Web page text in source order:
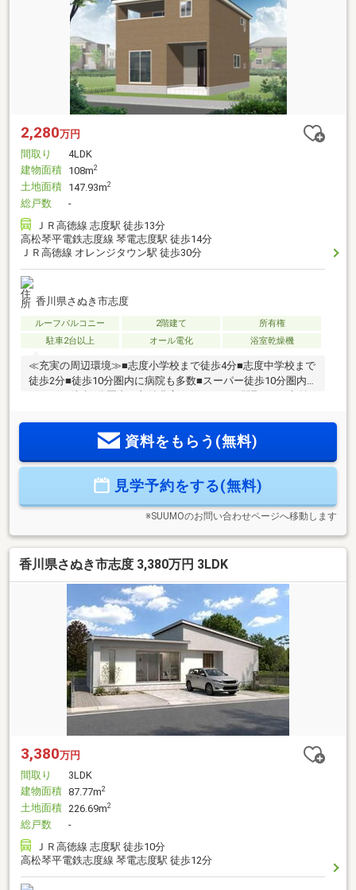
2,280万円
間取り
4LDK
建物面積 108m2
土地面積 147.93m2
総戸数
-
ＪＲ高徳線 志度駅 徒歩13分
高松琴平電鉄志度線 琴電志度駅 徒歩14分
ＪＲ高徳線 オレンジタウン駅 徒歩30分
香川県さぬき市志度
ルーフバルコニー 2階建て
所有権
駐車2台以上
オール電化 浴室乾燥機
≪充実の周辺環境≫■志度小学校まで徒歩4分■志度中学校まで
徒歩2分■徒歩10分圏内に病院も多数■スーパー徒歩10分圏内■
コンビニ徒歩5分圏内≪収納豊富な住みやすい間取り≫■収納
雨でも安心のインナーバルコニー≪安心の住宅性能≫■高断熱
×耐震等級3×低価格の新築住宅!■住宅性能表示制度7項目で最
ービス充実♪本日ご案内可能です♪
資料をもらう(無料)
見学予約をする(無料)
※SUUMOのお問い合わせページへ移動します
香川県さぬき市志度 3,380万円 3LDK
3,380万円
間取り
3LDK
建物面積 87.77m2
土地面積 226.69m2
総戸数
-
ＪＲ高徳線 志度駅 徒歩10分
高松琴平電鉄志度線 琴電志度駅 徒歩12分